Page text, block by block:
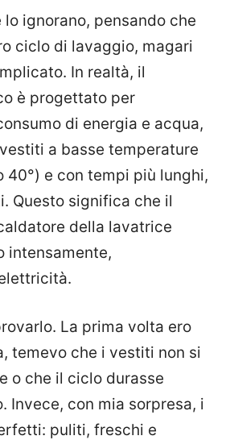
ignorano, pensando che
ciclo di lavaggio, magari
In realtà, il
è progettato per
di energia e acqua,
a basse temperature
40°) e con tempi più lunghi,
Questo significa che il
della lavatrice
intensamente,
La prima volta ero
temevo che i vestiti non si
o che il ciclo durasse
Invece, con mia sorpresa, i
puliti, freschi e